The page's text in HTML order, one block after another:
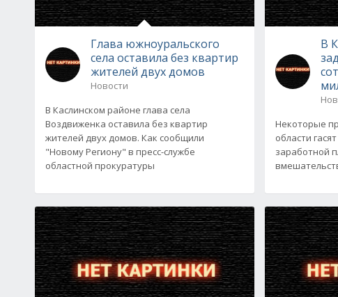
Глава южноуральского
села оставила без квартир
жителей двух домов
Новости
В Каслинском районе глава села
Воздвиженка оставила без квартир
жителей двух домов. Как сообщили
"Новому Региону" в пресс-службе
областной прокуратуры
В
Некоторые
области
заработной